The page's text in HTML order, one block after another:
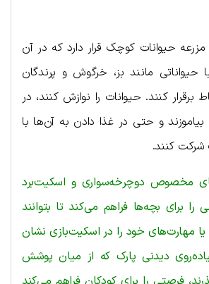
حیوانات کوچک قرار دارد که در آن
حیواناتی مانند بز، خرگوش و پرندگان
کنند. حیوانات را نوازش کنند، در
بیاموزند و حتی در غذا دادن به آن‌ها با
شرکت کنند.
مخصوص دوچرخه‌سواری و اسکیت‌برد
برای بچه‌ها فراهم می‌کند تا بتوانند
مهارت‌های خود را در اسکیت‌بازی نشان
دیدنی پارک که از میان پوشش